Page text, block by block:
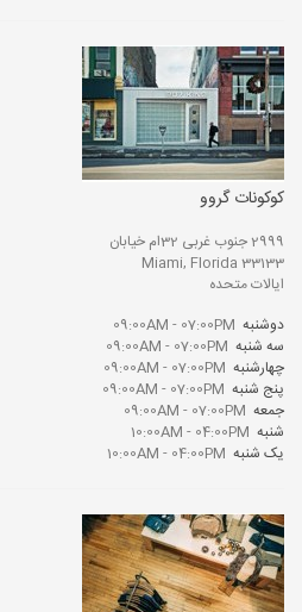
کوکونات گروو
2999 جنوب غربی 32ام خیابان
Miami, Florida 33133
ایالات متحده
دوشنبه 09:00AM - 07:00PM
سه شنبه 09:00AM - 07:00PM
چهارشنبه 09:00AM - 07:00PM
پنج شنبه 09:00AM - 07:00PM
جمعه 09:00AM - 07:00PM
شنبه 10:00AM - 04:00PM
یک شنبه 10:00AM - 04:00PM